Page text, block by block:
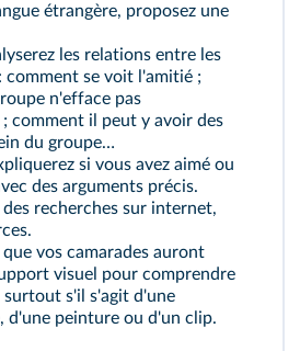
étrangère, proposez une
les relations entre les
comment se voit l'amitié ;
n'efface pas
comment il peut y avoir des
du groupe…
si vous avez aimé ou
des arguments précis.
recherches sur internet,
vos camarades auront
visuel pour comprendre
s'il s'agit d'une
d'une peinture ou d'un clip.